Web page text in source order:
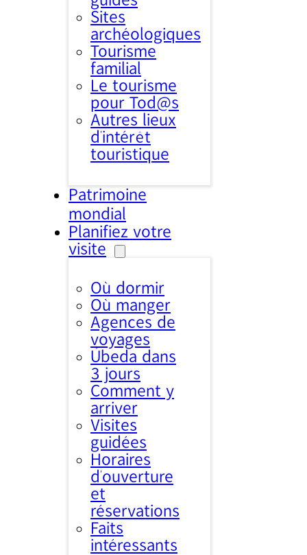
Sites
archéologiques
Tourisme
familial
Le tourisme
pour Tod@s
Autres lieux
d'intérêt
touristique
Patrimoine
mondial
Planifiez votre
visite
Où dormir
Où manger
Agences de
voyages
Úbeda dans
3 jours
Comment y
arriver
Visites
guidées
Horaires
d’ouverture
et
réservations
Faits
intéressants